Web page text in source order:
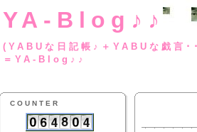
YA-Blog♪♪
(YABUな日記帳♪
＝YA-Blog♪♪
COUNTER